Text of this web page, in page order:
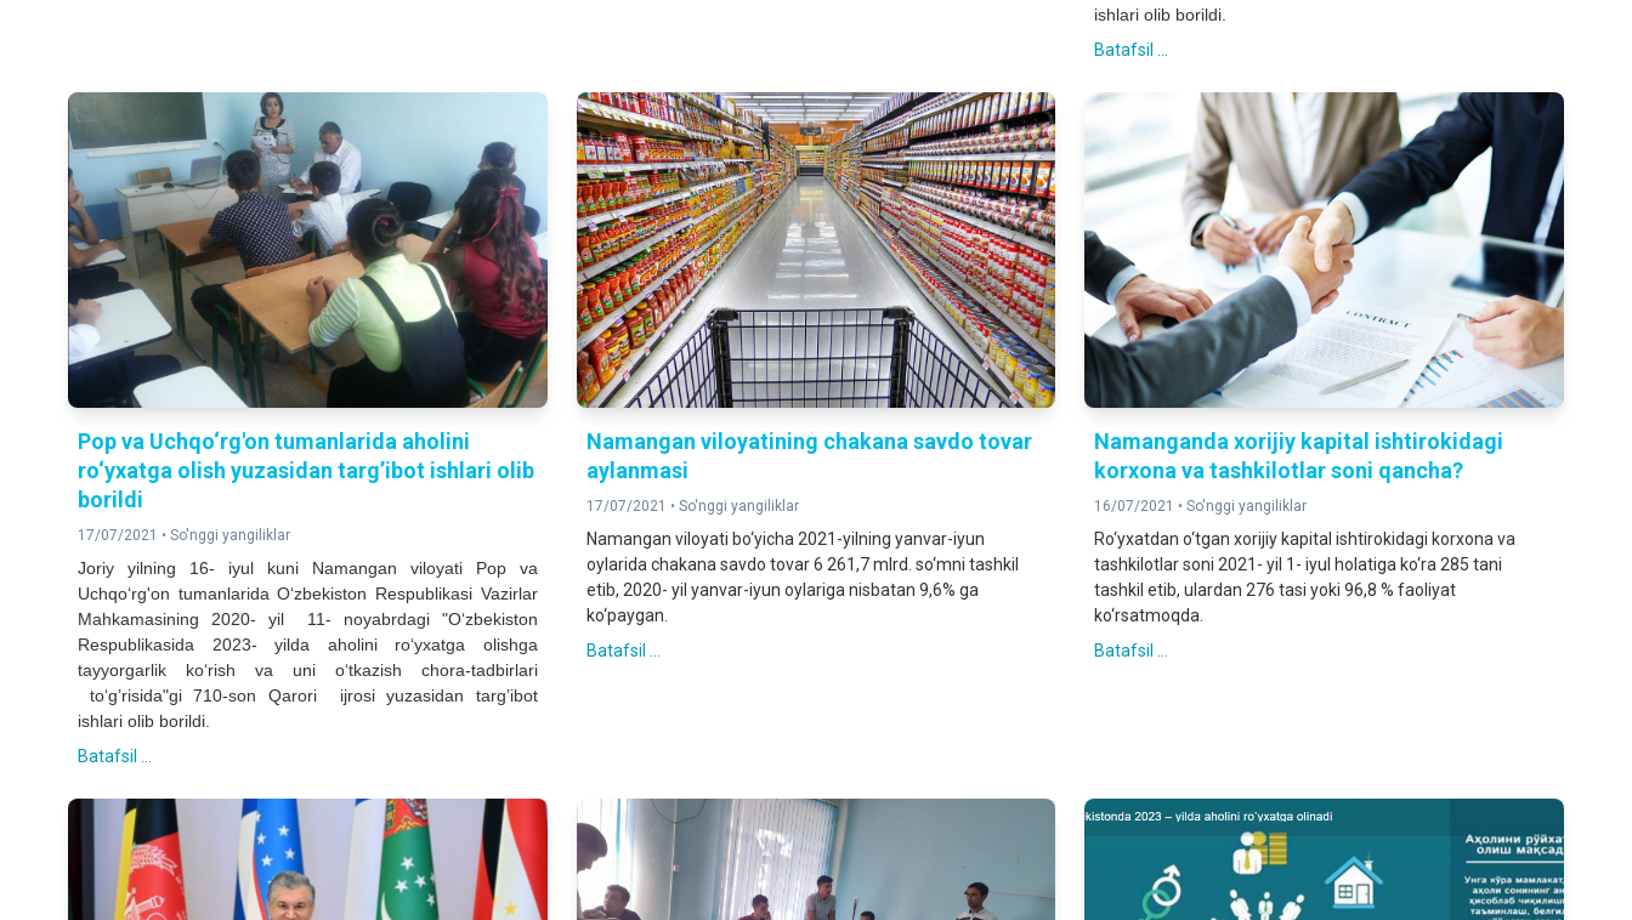
ishlari olib borildi.
Batafsil ...
Pop va Uchqo‘rg'on tumanlarida aholini
ro‘yxatga olish yuzasidan targ’ibot ishlari olib
borildi
17/07/2021 • So'nggi yangiliklar
Joriy yilning 16- iyul kuni Namangan viloyati Pop va
Uchqo‘rg'on tumanlarida O‘zbekiston Respublikasi Vazirlar
Mahkamasining 2020- yil 11- noyabrdagi "O‘zbekiston
Respublikasida 2023- yilda aholini ro‘yxatga olishga
tayyorgarlik ko‘rish va uni o‘tkazish chora-tadbirlari
to‘g’risida"gi 710-son Qarori ijrosi yuzasidan targ’ibot
ishlari olib borildi.
Batafsil ...
Namangan viloyatining chakana savdo tovar
aylanmasi
17/07/2021 • So'nggi yangiliklar
Namangan viloyati bo‘yicha 2021-yilning yanvar-iyun
oylarida chakana savdo tovar 6 261,7 mlrd. so‘mni tashkil
etib, 2020- yil yanvar-iyun oylariga nisbatan 9,6% ga
ko‘paygan.
Batafsil ...
Namanganda xorijiy kapital ishtirokidagi
korxona va tashkilotlar soni qancha?
16/07/2021 •So'nggi yangiliklar
Ro‘yxatdan o‘tgan xorijiy kapital ishtirokidagi korxona va
tashkilotlar soni 2021- yil 1- iyul holatiga ko‘ra 285 tani
tashkil etib, ulardan 276 tasi yoki 96,8 % faoliyat
ko‘rsatmoqda.
Batafsil ...